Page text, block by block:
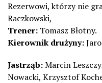
Rezerwowi, którzy nie
Raczkowski,
Trener: Tomasz Błotny.
Kierownik drużyny:
Jastrząb:Marcin
Nowacki, Krzysztof